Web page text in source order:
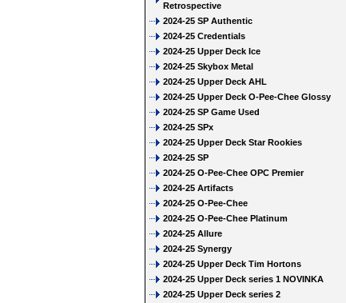
Retrospective
2024-25 SP Authentic
2024-25 Credentials
2024-25 Upper Deck Ice
2024-25 Skybox Metal
2024-25 Upper Deck AHL
2024-25 Upper Deck O-Pee-Chee Glossy
2024-25 SP Game Used
2024-25 SPx
2024-25 Upper Deck Star Rookies
2024-25 SP
2024-25 O-Pee-Chee OPC Premier
2024-25 Artifacts
2024-25 O-Pee-Chee
2024-25 O-Pee-Chee Platinum
2024-25 Allure
2024-25 Synergy
2024-25 Upper Deck Tim Hortons
2024-25 Upper Deck series 1 NOVINKA
2024-25 Upper Deck series 2